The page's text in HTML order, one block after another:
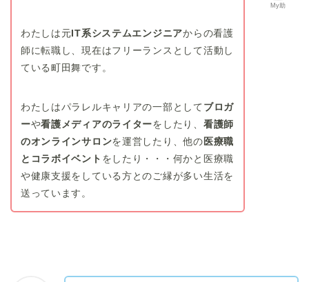
My助
わたしは元IT系システムエンジニアからの看護
師に転職し、現在はフリーランスとして活動し
ている町田舞です。
わたしはパラレルキャリアの一部として ブロガ
ーや看護メディアのライターをしたり、 看護師
のオンラインサロンを運営したり、他の医療職
とコラボイベント をしたり・・・何かと医療職
や健康支援をしている方とのご縁が多い生活を
送っています。